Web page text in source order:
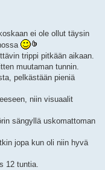
ei ole ollut täysin
trippi pitkään aikaan.
muutaman tunnin.
pelkästään pieniä
niin visuaalit
sängyllä uskomattoman
jopa kun oli niin hyvä
12 tuntia.